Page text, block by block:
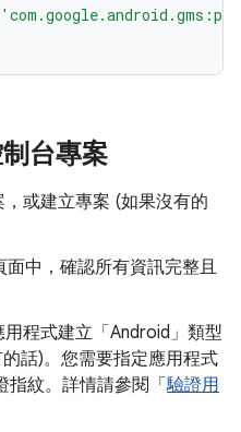
台專案
或建立專案 (如果沒有的
面中，確認所有資訊完整且
程式建立「Android」 類型
話)。您需要指定應用程式
指紋。詳情請參閱「驗證用